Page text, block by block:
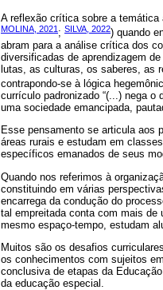
A reflexão crítica sobre a temática
MOLINA, 2021; SILVA, 2022) quando
abram para a análise crítica dos
diversificadas de aprendizagem
lutas, as culturas, os saberes, as
contrapondo-se à lógica
currículo padronizado “(...) nega
uma sociedade emancipada,
Esse pensamento se articula aos
áreas rurais e estudam em
específicos emanados de seus
Quando nos referimos à
constituindo em várias
encarrega da condução do
tal empreitada conta com mais
mesmo espaço-tempo, estudam
Muitos são os desafios
os conhecimentos com sujeitos
conclusiva de etapas da
da educação especial.